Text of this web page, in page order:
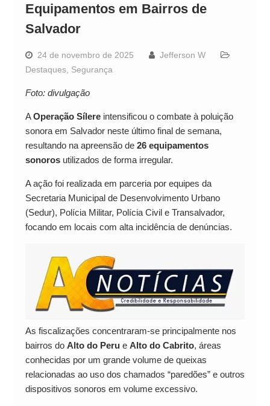
Equipamentos em Bairros de
Salvador
24 de novembro de 2025
Jefferson W
Destaques, Segurança
Foto: divulgação
AOperação Sílereintensificou o combate à poluição
sonora em Salvador neste último final de semana,
resultando na apreensão de 26 equipamentos
sonorosutilizados de forma irregular.
A ação foi realizada em parceria por equipes da
Secretaria Municipal de Desenvolvimento Urbano
(Sedur), Polícia Militar, Polícia Civil e Transalvador,
focando em locais com alta incidência de denúncias.
As fiscalizações concentraram-se principalmente nos
bairros do Alto do Perue Alto do Cabrito, áreas
conhecidas por um grande volume de queixas
relacionadas ao uso dos chamados “paredões” e outros
dispositivos sonoros em volume excessivo.